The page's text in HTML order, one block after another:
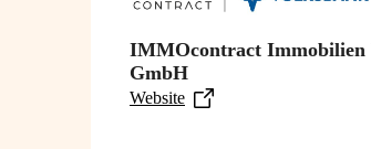
IMMOcontract Immobilien
GmbH
Website